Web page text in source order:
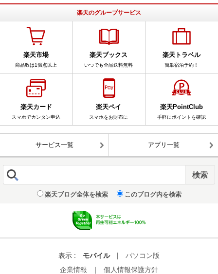
楽天のグループサービス
楽天市場
商品数は1億点以上
楽天ブックス
いつでも全品送料無料
楽天トラベル
簡単宿泊予約！
楽天カード
スマホでカンタン申込
楽天ペイ
スマホをお財布に
楽天PointClub
手軽にポイントを確認
サービス一覧 アプリ一覧
楽天ブログ全体を検索 このブログ内を検索
表示 : モバイル |
パソコン版
企業情報
｜ 個人情報保護方針